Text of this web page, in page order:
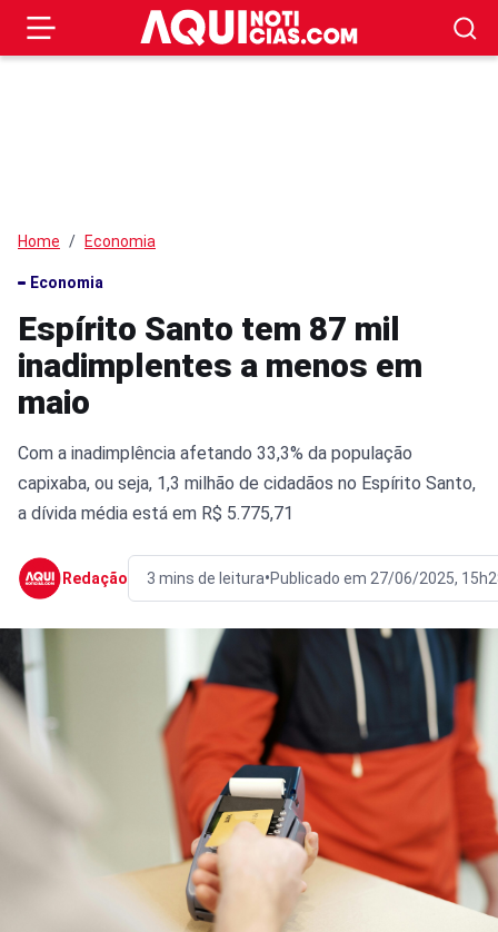
Home Economia
Economia
Espírito Santo tem 87 mil
inadimplentes a menos em
maio
Com a inadimplência afetando 33,3% da população
capixaba, ou seja, 1,3 milhão de cidadãos no Espírito Santo,
a dívida média está em R$ 5.775,71
Redação 3 mins de leitura•Publicado em 27/06/2025,